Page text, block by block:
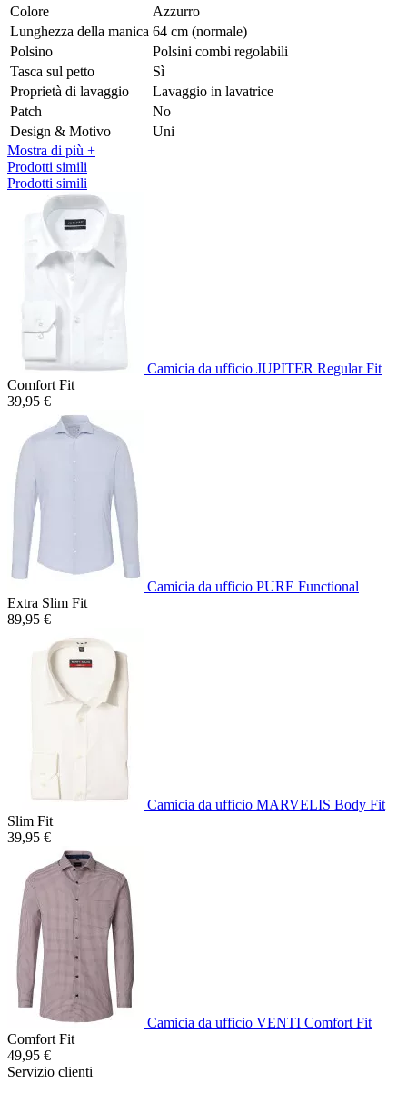
Colore
Azzurro
Lunghezza della manica 64 cm (normale)
Polsino
Polsini combi regolabili
Tasca sul petto
Sì
Proprietà di lavaggio
Lavaggio in lavatrice
Patch
No
Design & Motivo
Uni
Mostra di più +
Prodotti simili
Prodotti simili
Camicia da ufficio JUPITER Regular Fit
Comfort Fit
39,95 €
Camicia da ufficio PURE Functional
Extra Slim Fit
89,95 €
Camicia da ufficio MARVELIS Body Fit
Slim Fit
39,95 €
Camicia da ufficio VENTI Comfort Fit
Comfort Fit
49,95 €
Servizio clienti